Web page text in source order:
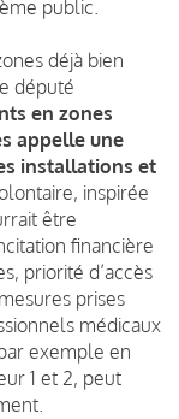
public.
déjà bien
député
en zones
appelle une
installations et
inspirée
être
financière
priorité d’accès
prises
médicaux
exemple en
1 et 2, peut